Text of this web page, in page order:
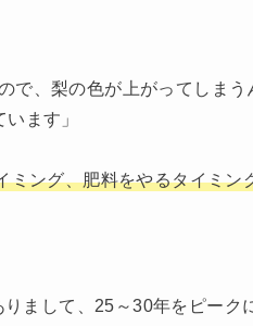
で、梨の色が上がってしまう
ます」
ミング、肥料をやるタイミン
まして、25～30年をピーク